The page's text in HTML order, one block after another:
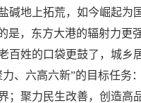
碱地上拓荒，如今崛起为
，东方大港的辐射力更
姓的口袋更鼓了，城乡
、六高六新”的目标任务
；聚力民生改善，创造高